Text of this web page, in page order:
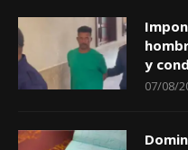
y
07/08/